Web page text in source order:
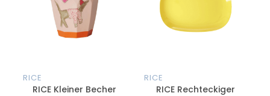
RICE
RICE Kleiner Becher
RICE
RICE Rechteckiger